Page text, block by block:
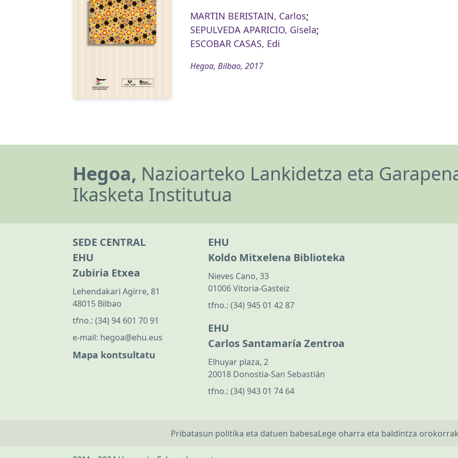
MARTIN BERISTAIN, Carlos;
SEPULVEDA APARICIO, Gisela;
ESCOBAR CASAS, Edi
Hegoa, Bilbao, 2017
Hegoa, Nazioarteko Lankidetza eta
Ikasketa Institutua
SEDE CENTRAL
EHU
Zubiria Etxea
Lehendakari Agirre, 81
48015 Bilbao
tfno.: (34) 94 601 70 91
e-mail: hegoa@ehu.eus
Mapa kontsultatu
EHU
Koldo Mitxelena Biblioteka
Nieves Cano, 33
01006 Vitoria-Gasteiz
tfno.: (34) 945 01 42 87
EHU
Carlos Santamaría Zentroa
Elhuyar plaza, 2
20018 Donostia-San Sebastián
tfno.: (34) 943 01 74 64
Pribatasun politika eta datuen babesaLege oharra eta baldintza orokorrak